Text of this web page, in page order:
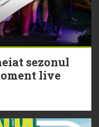
x DJ
Rose -
sezonul
live